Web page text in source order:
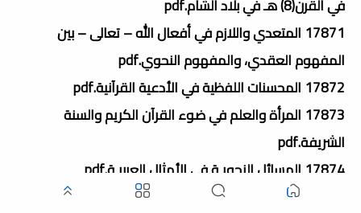
في القرن(8) هـ في بلاد الشام.pdf
17871 المتعدي واللازم في أفعال الله – تعالى – بين
المفهوم العقدي، والمفهوم النحوي.pdf
17872 المحسنات اللفظية في الأدعية القرآنية.pdf
17873 المرأة والعلم في ضوء القرآن الكريم والسنة
الشريفة.pdf
17874 المسائل النحويـة في الأمثال العربيـة.pdf